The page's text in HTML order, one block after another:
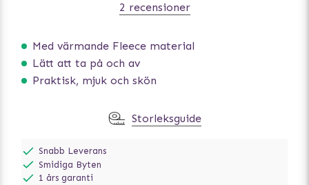
Med värmande Fleece material
Lätt att ta på och av
Praktisk, mjuk och skön
2 recensioner
Storleksguide
Snabb Leverans
Smidiga Byten
1 års garanti